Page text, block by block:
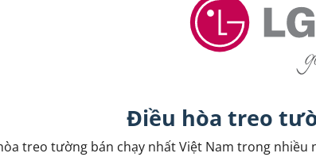
Điều hòa treo
treo tường bán chạy nhất Việt Nam trong nhiều